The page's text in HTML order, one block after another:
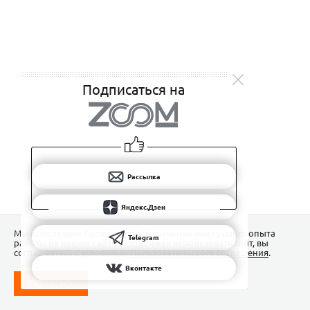
Подписаться на
Рассылка
Яндекс.Дзен
Telegram
Вконтакте
Мы используем Сookies для обеспечения наилучшего опыта
работы на нашем сайте. Продолжая использовать сайт, вы
соглашаетесь с условиямиПользовательского соглашения.
ПОНЯТНО